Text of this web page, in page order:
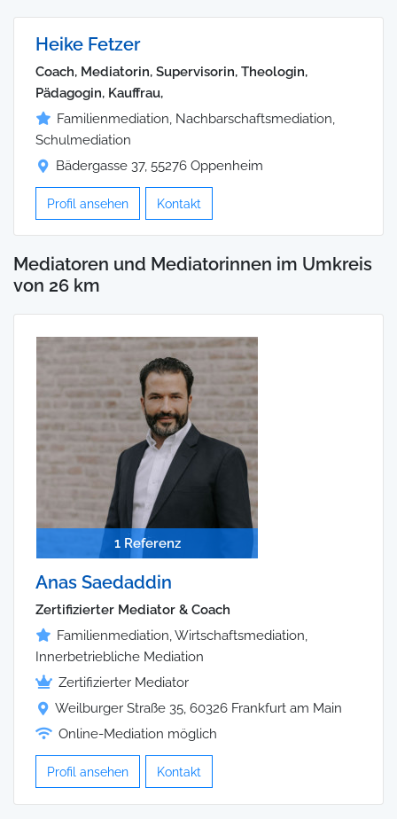
Heike Fetzer
Coach, Mediatorin, Supervisorin, Theologin,
Pädagogin, Kauffrau,
Familienmediation, Nachbarschaftsmediation,
Schulmediation
Bädergasse 37, 55276 Oppenheim
Profil ansehen Kontakt
Mediatoren und Mediatorinnen im Umkreis
von 26 km
1 Referenz
Anas Saedaddin
Zertifizierter Mediator & Coach
Familienmediation, Wirtschaftsmediation,
Innerbetriebliche Mediation
Zertifizierter Mediator
Weilburger Straße 35, 60326 Frankfurt am Main
Online-Mediation möglich
Profil ansehen Kontakt